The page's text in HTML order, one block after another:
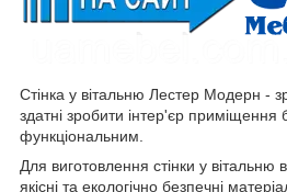
Стінка у вітальню Лестер Модерн -
здатні зробити інтер'єр
функціональним.
Для виготовлення стінки у вітальню
якісні та екологічно безпечні